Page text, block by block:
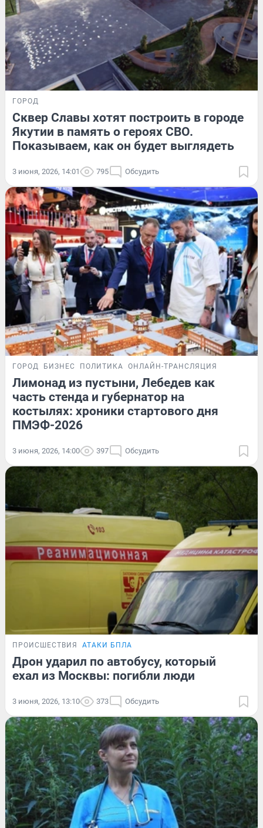
ГОРОД
Сквер Славы хотят построить в городе
Якутии в память о героях СВО.
Показываем, как он будет выглядеть
3 июня, 2026, 14:01 795 Обсудить
ГОРОД БИЗНЕС ПОЛИТИКА ОНЛАЙН-ТРАНСЛЯЦИЯ
Лимонад из пустыни, Лебедев как
часть стенда и губернатор на
костылях: хроники стартового дня
ПМЭФ-2026
3 июня, 2026, 14:00 397 Обсудить
ПРОИСШЕСТВИЯ АТАКИ БПЛА
Дрон ударил по автобусу, который
ехал из Москвы: погибли люди
3 июня, 2026, 13:10 373 Обсудить